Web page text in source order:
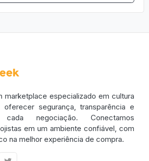
marketplace especializado em cultura
segurança, transparência e
negociação. Conectamos
em um ambiente confiável, com
na melhor experiência de compra.